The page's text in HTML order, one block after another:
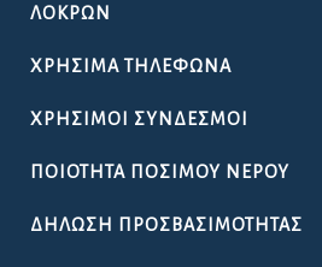
ΛΟΚΡΏΝ
ΧΡΉΣΙΜΑ ΤΗΛΈΦΩΝΑ
ΧΡΉΣΙΜΟΙ ΣΎΝΔΕΣΜΟΙ
ΠΟΙΌΤΗΤΑ ΠΌΣΙΜΟΥ ΝΕΡΟΎ
ΔΉΛΩΣΗ ΠΡΟΣΒΑΣΙΜΌΤΗΤΑΣ